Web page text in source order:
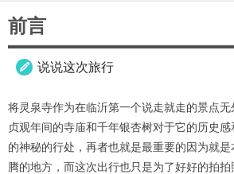
前言
 说说这次旅行
将灵泉寺作为在临沂第一个说走就走的景点
贞观年间的寺庙和千年银杏树对于它的历史
的神秘的行处，再者也就是最重要的因为就
腾的地方，而这次出行也只是为了好好的拍